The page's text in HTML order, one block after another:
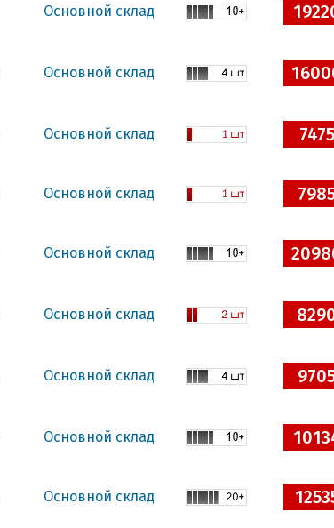
Основной склад
Основной склад
Основной склад
Основной склад
Основной склад
Основной склад
Основной склад
Основной склад
Основной склад